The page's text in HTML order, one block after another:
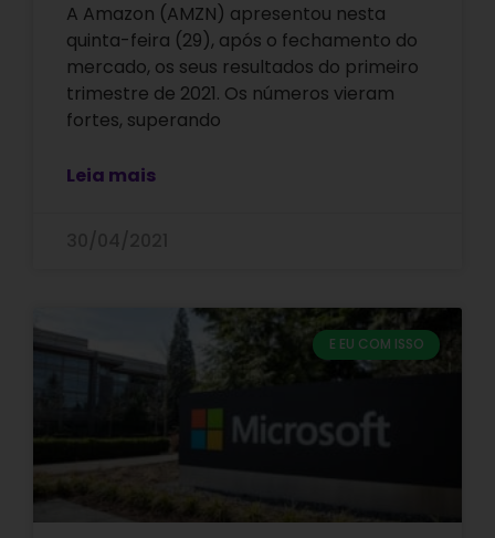
A Amazon (AMZN) apresentou nesta
quinta-feira (29), após o fechamento do
mercado, os seus resultados do primeiro
trimestre de 2021. Os números vieram
fortes, superando
Leia mais
E EU COM ISSO